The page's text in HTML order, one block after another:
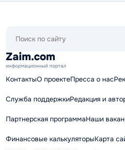
сайту
Zaim.com
информационный портал
КонтактыО проектеПресса о нас
Служба поддержкиРедакция и
Партнерская программаНаши
Финансовые калькуляторыКарта